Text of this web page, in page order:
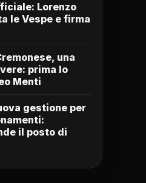
Lorenzo
le Vespe e firma
una
prima lo
Menti
gestione per
il posto di